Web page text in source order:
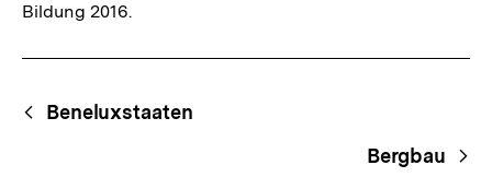
Bildung 2016.
Begriffsnavigation
Content-
Navigation
Beneluxstaaten
Bergbau